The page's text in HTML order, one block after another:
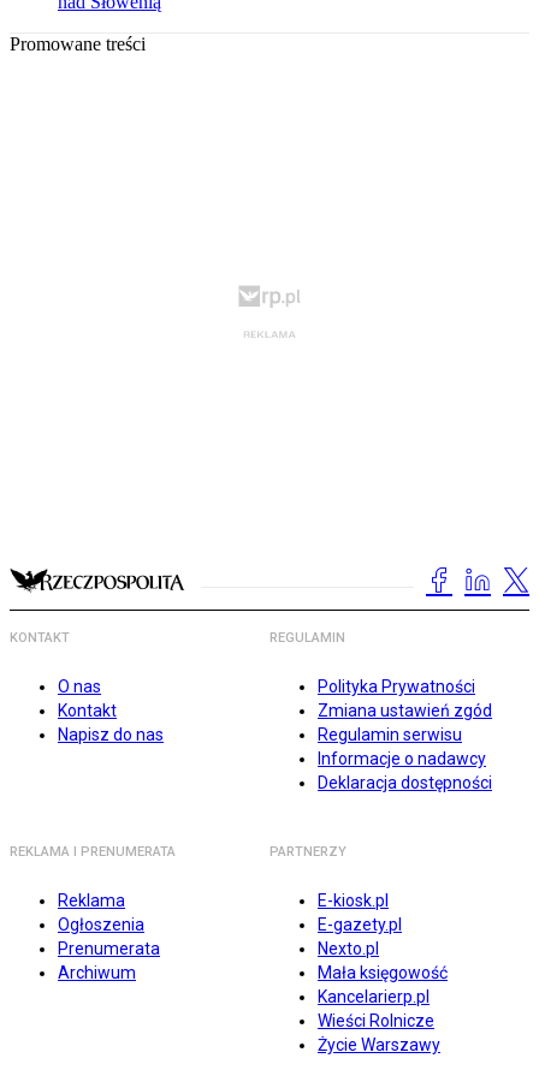
Promowane treści
KONTAKT
O nas
Kontakt
Napisz do nas
REGULAMIN
Polityka Prywatności
Zmiana ustawień zgód
Regulamin serwisu
Informacje o nadawcy
Deklaracja dostępności
REKLAMA I PRENUMERATA
Reklama
Ogłoszenia
Prenumerata
Archiwum
PARTNERZY
E-kiosk.pl
E-gazety.pl
Nexto.pl
Mała księgowość
Kancelarierp.pl
Wieści Rolnicze
Życie Warszawy